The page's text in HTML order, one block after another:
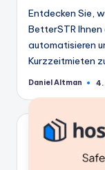
Entdecken Sie,
BetterSTR
automatisieren
Kurzzeitmieten
Geschrieben
Daniel Altman 4.